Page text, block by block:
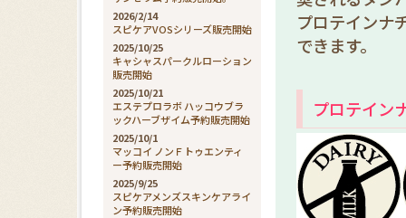
2026/2/14
スピケアVOSシリーズ販売開始
2025/10/25
キャシャスパークルローション
販売開始
2025/10/21
エステプロラボ ハッコウブラ
ックハーブザイム予約販売開始
2025/10/1
マッコイ ノンＦトゥエンティ
ー予約販売開始
2025/9/25
スピケアメンズスキンケアライ
ン予約販売開始
プロテインナ
できます。
プロテイン